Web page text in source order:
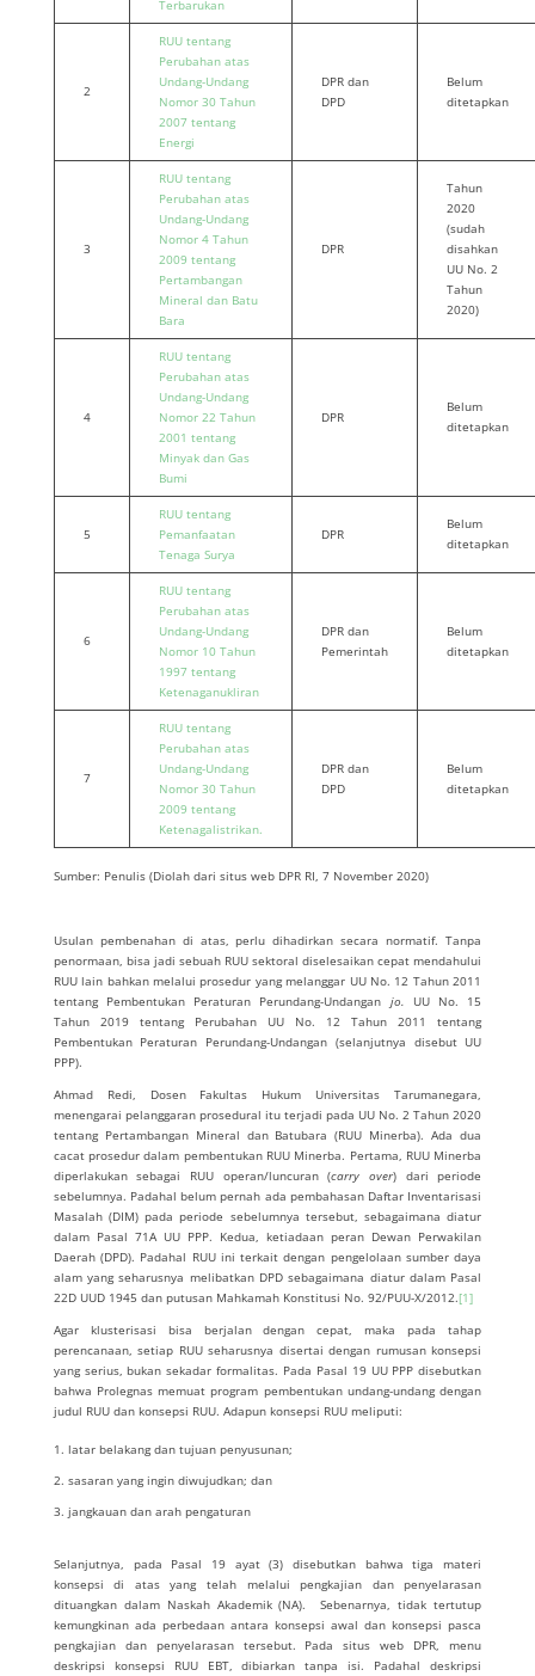
Terbarukan
2
RUU tentang
Perubahan atas
Undang-Undang
Nomor 30 Tahun
2007 tentang
Energi
DPR dan
DPD
Belum
ditetapkan
3
RUU tentang
Perubahan atas
Undang-Undang
Nomor 4 Tahun
2009 tentang
Pertambangan
Mineral dan Batu
Bara
DPR
Tahun
2020
(sudah
disahkan
UU No. 2
Tahun
2020)
4
RUU tentang
Perubahan atas
Undang-Undang
Nomor 22 Tahun
2001 tentang
Minyak dan Gas
Bumi
DPR
Belum
ditetapkan
5
RUU tentang
Pemanfaatan
Tenaga Surya
DPR
Belum
ditetapkan
6
RUU tentang
Perubahan atas
Undang-Undang
Nomor 10 Tahun
1997 tentang
Ketenaganukliran
DPR dan
Pemerintah
Belum
ditetapkan
7
RUU tentang
Perubahan atas
Undang-Undang
Nomor 30 Tahun
2009 tentang
Ketenagalistrikan.
DPR dan
DPD
Belum
ditetapkan
Sumber: Penulis (Diolah dari situs web DPR RI, 7 November 2020)
Usulan pembenahan di atas, perlu dihadirkan secara normatif. Tanpa
penormaan, bisa jadi sebuah RUU sektoral diselesaikan cepat mendahului
RUU lain bahkan melalui prosedur yang melanggar UU No. 12 Tahun 2011
tentang Pembentukan Peraturan Perundang-Undangan jo. UU No. 15
Tahun 2019 tentang Perubahan UU No. 12 Tahun 2011 tentang
Pembentukan Peraturan Perundang-Undangan (selanjutnya disebut UU
PPP).
Ahmad Redi, Dosen Fakultas Hukum Universitas Tarumanegara,
menengarai pelanggaran prosedural itu terjadi pada UU No. 2 Tahun 2020
tentang Pertambangan Mineral dan Batubara (RUU Minerba). Ada dua
cacat prosedur dalam pembentukan RUU Minerba. Pertama, RUU Minerba
diperlakukan sebagai RUU operan/luncuran (carry over) dari periode
sebelumnya. Padahal belum pernah ada pembahasan Daftar Inventarisasi
Masalah (DIM) pada periode sebelumnya tersebut, sebagaimana diatur
dalam Pasal 71A UU PPP. Kedua, ketiadaan peran Dewan Perwakilan
Daerah (DPD). Padahal RUU ini terkait dengan pengelolaan sumber daya
alam yang seharusnya melibatkan DPD sebagaimana diatur dalam Pasal
22D UUD 1945 dan putusan Mahkamah Konstitusi No. 92/PUU-X/2012.[1]
Agar klusterisasi bisa berjalan dengan cepat, maka pada tahap
perencanaan, setiap RUU seharusnya disertai dengan rumusan konsepsi
yang serius, bukan sekadar formalitas. Pada Pasal 19 UU PPP disebutkan
bahwa Prolegnas memuat program pembentukan undang-undang dengan
judul RUU dan konsepsi RUU. Adapun konsepsi RUU meliputi:
latar belakang dan tujuan penyusunan;
sasaran yang ingin diwujudkan; dan
jangkauan dan arah pengaturan
Selanjutnya, pada Pasal 19 ayat (3) disebutkan bahwa tiga materi
konsepsi di atas yang telah melalui pengkajian dan penyelarasan
dituangkan dalam Naskah Akademik (NA). Sebenarnya, tidak tertutup
kemungkinan ada perbedaan antara konsepsi awal dan konsepsi pasca
pengkajian dan penyelarasan tersebut. Pada situs web DPR, menu
deskripsi konsepsi RUU EBT, dibiarkan tanpa isi. Padahal deskripsi